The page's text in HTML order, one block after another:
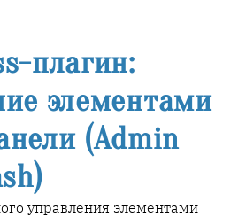
плагин:
элементами
(Admin
управления элементами